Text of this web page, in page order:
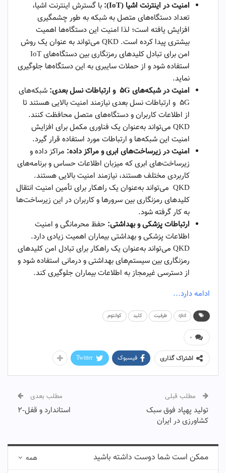
امنیت در اینترنت اشیا (IoT)
: با گسترش اینترنت اشیا،
تعداد دستگاه‌های متصل به شبکه به طور چشمگیری
افزایش یافته است؛ لذا امنیت این دستگاه‌ها اهمیت
بیشتری پیدا کرده است. QKD می‌تواند به عنوان یک روش
امن برای تبادل کلیدهای رمزنگاری بین دستگاه‌های IoT
استفاده شود و از حملات سایبری به این دستگاه‌ها جلوگیری
نماید.
امنیت در شبکه‌های ۵G و ارتباطات نسل بعدی: شبکه‌های
5G و ارتباطات نسل بعدی نیازمند امنیت بالایی هستند تا
از اطلاعات کاربران و دستگاه‌های متصل محافظت کنند.
QKD می‌تواند به‌عنوان یک فناوری مکمل برای افزایش
امنیت این شبکه‌ها و ارتباطات مورد استفاده قرار گیرد.
امنیت در زیرساخت‌های ابری و مراکز داده: مراکز داده و
زیرساخت‌های ابری که میزبان اطلاعات حساس و برنامه‌های
کاربردی مختلف هستند، نیازمند امنیت بالایی هستند.
QKD می‌تواند به‌عنوان یک راهکار برای تأمین امنیت انتقال
کلیدهای رمزنگاری بین سرورها و کاربران در این زیرساخت‌ها
به کار گرفته شود.
ارتباطات پزشکی و بهداشتی: حفظ محرمانگی و امنیت
اطلاعات پزشکی و بهداشتی بیماران اهمیت زیادی دارد.
QKD می‌تواند به‌عنوان یک راهکار برای تبادل امن کلیدهای
رمزنگاری بین سیستم‌های بهداشتی و درمانی استفاده شود و
از دسترسی غیرمجاز به اطلاعات بیماران جلوگیری کند.
ادامه دارد…
qkd ظرفیت کلید کوانتوم
۰
اشتراک گذاری فیسبوک Twitter
مطلب قبلی
تولید پهپاد فوق سبک
کشاورزی در ایران
مطلب بعدی
استاندارد و قفل-۲
همه ممکن است شما دوست داشته باشید